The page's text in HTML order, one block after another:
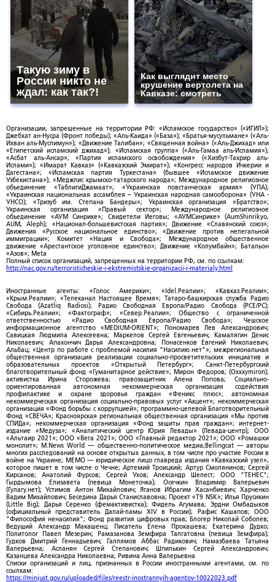
Такую зиму в
России никто не
ждал: как так?!
Как выглядит место
крушение вертолета на
Кавказе: смотреть
Организации, запрещенные на территории РФ: «Исламское государство» («ИГИЛ»);
Джебхат ан-Нусра (Фронт победы); «Аль-Каида» («База»); «Братья-мусульмане» («Аль-
Ихван аль-Муслимун»); «Движение Талибан»; «Священная война» («Аль-Джихад» или
«Египетский исламский джихад»); «Исламская группа» («Аль-Гамаа аль-Исламия»);
«Асбат аль-Ансар»; «Партия исламского освобождения» («Хизбут-Тахрир аль-
Ислами»); «Имарат Кавказ» («Кавказский Эмират»); «Конгресс народов Ичкерии и
Дагестана»; «Исламская партия Туркестана» (бывшее «Исламское движение
Узбекистана»); «Меджлис крымско-татарского народа»; Международное религиозное
объединение «ТаблигиДжамаат»; «Украинская повстанческая армия» (УПА);
«Украинская национальная ассамблея – Украинская народная самооборона» (УНА -
УНСО); «Тризуб им. Степана Бандеры»; Украинская организация «Братство»;
Украинская организация «Правый сектор»; Международное религиозное
объединение «АУМ Синрике»; Свидетели Иеговы; «АУМСинрике» (AumShinrikyo,
AUM, Aleph); «Национал-большевистская партия»; Движение «Славянский союз»;
Движения «Русское национальное единство»; «Движение против нелегальной
иммиграции»; Комитет «Нация и Свобода»; Международное общественное
движение «Арестантское уголовное единство»; Движение «Колумбайн»; Батальон
«Азов»; Meta
Полный список организаций, запрещенных на территории РФ, см. по ссылкам:
http://nac.gov.ru/terroristicheskie-i-ekstremistskie-organizacii-i-materialy.html
Иностранные агенты: «Голос Америки»; «Idel.Реалии»; «Кавказ.Реалии»;
«Крым.Реалии»; «Телеканал Настоящее Время»; Татаро-башкирская служба Радио
Свобода (Azatliq Radiosi); Радио Свободная Европа/Радио Свобода (PCE/PC);
«Сибирь.Реалии»; «Фактограф»; «Север.Реалии»; Общество с ограниченной
ответственностью «Радио Свободная Европа/Радио Свобода»; Чешское
информационное агентство «MEDIUM-ORIENT»; Пономарев Лев Александрович;
Савицкая Людмила Алексеевна; Маркелов Сергей Евгеньевич; Камалягин Денис
Николаевич; Апахончич Дарья Александровна; Понасенков Евгений Николаевич;
Альбац; «Центр по работе с проблемой насилия "Насилию.нет"»; межрегиональная
общественная организация реализации социально-просветительских инициатив и
образовательных проектов «Открытый Петербург»; Санкт-Петербургский
благотворительный фонд «Гуманитарное действие»; Мирон Федоров; (Oxxxymiron);
активистка Ирина Сторожева; правозащитник Алена Попова; Социально-
ориентированная автономная некоммерческая организация содействия
профилактике и охране здоровья граждан «Феникс плюс»; автономная
некоммерческая организация социально-правовых услуг «Акцент»; некоммерческая
организация «Фонд борьбы с коррупцией»; программно-целевой Благотворительный
Фонд «СВЕЧА»; Красноярская региональная общественная организация «Мы против
СПИДа»; некоммерческая организация «Фонд защиты прав граждан»; интернет-
издание «Медуза»; «Аналитический центр Юрия Левады» (Левада-центр); ООО
«Альтаир 2021»; ООО «Вега 2021»; ООО «Главный редактор 2021»; ООО «Ромашки
монолит»; M.News World — общественно-политическое медиа;Bellingcat — авторы
многих расследований на основе открытых данных, в том числе про участие России в
войне на Украине; МЕМО — юридическое лицо главреда издания «Кавказский узел»,
которое пишет в том числе о Чечне; Артемий Троицкий; Артур Смолянинов; Сергей
Кирсанов; Анатолий Фурсов; Сергей Ухов; Александр Шелест; ООО "ТЕНЕС";
Гырдымова Елизавета (певица Монеточка); Осечкин Владимир Валерьевич
(Гулагу.нет); Устимов Антон Михайлович; Яганов Ибрагим Хасанбиевич; Харченко
Вадим Михайлович; Беседина Дарья Станиславовна; Проект «T9 NSK»; Илья Прусикин
(Little Big); Дарья Серенко (фемактивистка); Фидель Агумава; Эрдни Омбадыков
(официальный представитель Далай-ламы XIV в России); Рафис Кашапов; ООО
"Философия ненасилия"; Фонд развития цифровых прав; Блогер Николай Соболев;
Ведущий Александр Макашенц; Писатель Елена Прокашева; Екатерина Дудко;
Политолог Павел Мезерин; Рамазанова Земфира Талгатовна (певица Земфира);
Гудков Дмитрий Геннадьевич; Галлямов Аббас Радикович; Намазбаева Татьяна
Валерьевна; Асланян Сергей Степанович; Шпилькин Сергей Александрович;
Казанцева Александра Николаевна; Ривина Анна Валерьевна
Списки организаций и лиц, признанных в России иностранными агентами, см. по
ссылкам:
https://minjust.gov.ru/uploaded/files/reestr-inostrannyih-agentov-10022023.pdf